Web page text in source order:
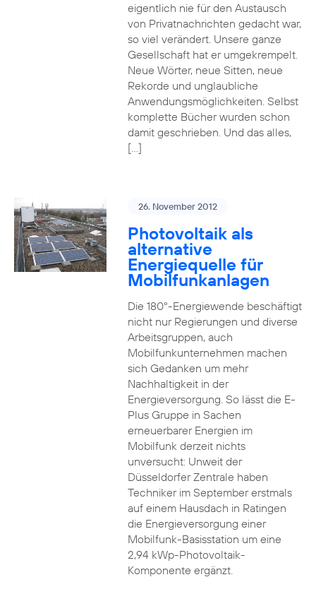
eigentlich nie für den Austausch
von Privatnachrichten gedacht war,
so viel verändert. Unsere ganze
Gesellschaft hat er umgekrempelt.
Neue Wörter, neue Sitten, neue
Rekorde und unglaubliche
Anwendungsmöglichkeiten. Selbst
komplette Bücher wurden schon
damit geschrieben. Und das alles,
[…]
26. November 2012
Photovoltaik als
alternative
Energiequelle für
Mobilfunkanlagen
Die 180°-Energiewende beschäftigt
nicht nur Regierungen und diverse
Arbeitsgruppen, auch
Mobilfunkunternehmen machen
sich Gedanken um mehr
Nachhaltigkeit in der
Energieversorgung. So lässt die E-
Plus Gruppe in Sachen
erneuerbarer Energien im
Mobilfunk derzeit nichts
unversucht: Unweit der
Düsseldorfer Zentrale haben
Techniker im September erstmals
auf einem Hausdach in Ratingen
die Energieversorgung einer
Mobilfunk-Basisstation um eine
2,94 kWp-Photovoltaik-
Komponente ergänzt.